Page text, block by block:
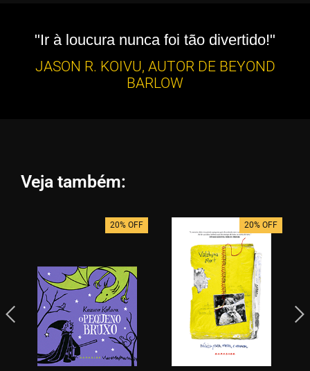
"Ir à loucura nunca foi tão divertido!"
JASON R. KOIVU, AUTOR DE BEYOND
BARLOW
Veja também:
20% OFF 20% OFF